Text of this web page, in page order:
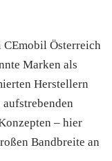
Österreich
Marken als
Herstellern
– hier
Bandbreite an